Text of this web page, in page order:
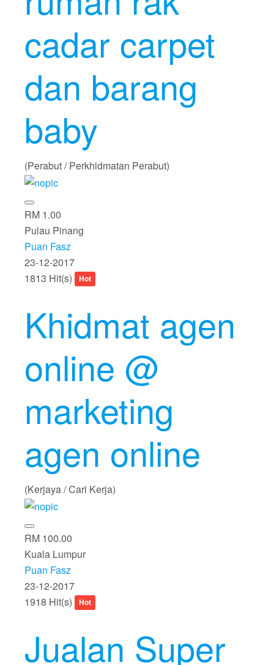
cadar carpet
dan barang
baby
(Perabut / Perkhidmatan Perabut)
RM 1.00
Pulau Pinang
Puan Fasz
23-12-2017
1813 Hit(s)
Hot
Khidmat agen
online @
marketing
agen online
(Kerjaya / Cari Kerja)
RM 100.00
Kuala Lumpur
Puan Fasz
23-12-2017
1918 Hit(s)
Hot
Jualan Super